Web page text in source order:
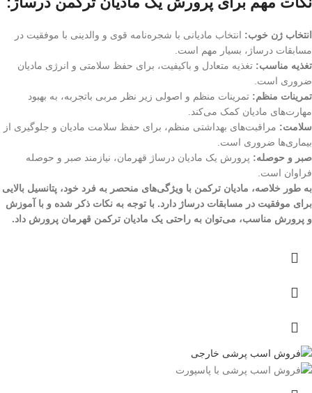
انتخاب ژن خوب: انتخاب مادیانی با شجره‌نامه قوی و والدینی با موفقیت در
مسابقات درساژ، بسیار مهم است.
تغذیه مناسب: تغذیه متعادل و باکیفیت، برای حفظ سلامتی و انرژی مادیان
ضروری است.
تمرینات منظم: تمرینات منظم و اصولی زیر نظر مربی باتجربه، به بهبود
مهارت‌های مادیان کمک می‌کند.
سلامت: مراقبت‌های بهداشتی منظم، برای حفظ سلامت مادیان و جلوگیری از
بیماری‌ها ضروری است.
صبر و حوصله: پرورش یک مادیان درساژ قهرمان، نیازمند صبر و حوصله
فراوان است.
به طور خلاصه، مادیان ترکمن با ویژگی‌های منحصر به فرد خود، پتانسیل بالایی
برای موفقیت در مسابقات درساژ دارد. با توجه به نکات ذکر شده و با آموزش
و پرورش مناسب، می‌توان به راحتی یک مادیان ترکمن قهرمان پرورش داد.